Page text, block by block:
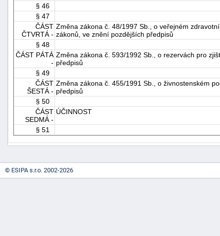
§ 46
§ 47
ČÁST
ČTVRTÁ -
Změna zákona č. 48/1997 Sb., o veřejném
zákonů, ve znění pozdějších předpisů
§ 48
ČÁST PÁTÁ
-
Změna zákona č. 593/1992 Sb., o rezervách pro
předpisů
§ 49
ČÁST
ŠESTÁ -
Změna zákona č. 455/1991 Sb., o živnostenském
předpisů
§ 50
ČÁST
SEDMÁ -
ÚČINNOST
§ 51
© ESIPA s.r.o. 2002-2026